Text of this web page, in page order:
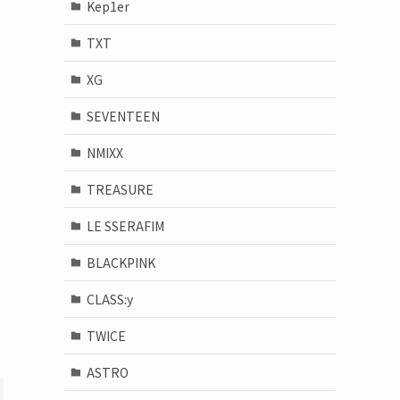
Kep1er
TXT
XG
SEVENTEEN
NMIXX
TREASURE
LE SSERAFIM
BLACKPINK
CLASS:y
TWICE
ASTRO